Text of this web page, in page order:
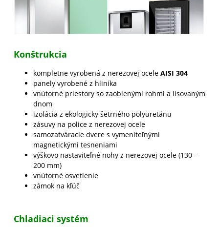
Konštrukcia
kompletne vyrobená z nerezovej ocele AISI 304
panely vyrobené z hliníka
vnútorné priestory so zaoblenými rohmi a lisovaným
dnom
izolácia z ekologicky šetrného polyuretánu
zásuvy na police z nerezovej ocele
samozatváracie dvere s vymeniteľnými
magnetickými tesneniami
výškovo nastaviteľné nohy z nerezovej ocele (130 -
200 mm)
vnútorné osvetlenie
zámok na kľúč
Chladiaci systém